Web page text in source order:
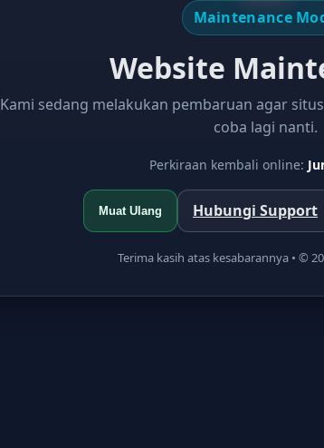
Maintenance
Website
Kami sedang melakukan pembaruan agar
coba lagi nanti.
Perkiraan kembali online:
Muat Ulang Hubungi Support
Terima kasih atas kesabarannya • ©